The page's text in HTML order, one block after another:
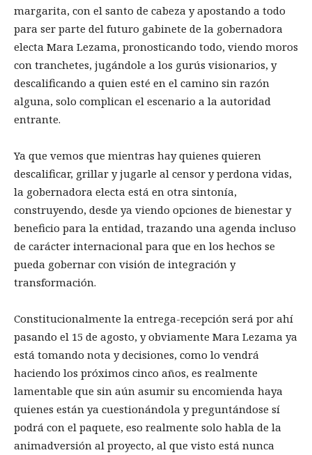
margarita, con el santo de cabeza y apostando a todo
para ser parte del futuro gabinete de la gobernadora
electa Mara Lezama, pronosticando todo, viendo moros
con tranchetes, jugándole a los gurús visionarios, y
descalificando a quien esté en el camino sin razón
alguna, solo complican el escenario a la autoridad
entrante.
Ya que vemos que mientras hay quienes quieren
descalificar, grillar y jugarle al censor y perdona vidas,
la gobernadora electa está en otra sintonía,
construyendo, desde ya viendo opciones de bienestar y
beneficio para la entidad, trazando una agenda incluso
de carácter internacional para que en los hechos se
pueda gobernar con visión de integración y
transformación.
Constitucionalmente la entrega-recepción será por ahí
pasando el 15 de agosto, y obviamente Mara Lezama ya
está tomando nota y decisiones, como lo vendrá
haciendo los próximos cinco años, es realmente
lamentable que sin aún asumir su encomienda haya
quienes están ya cuestionándola y preguntándose sí
podrá con el paquete, eso realmente solo habla de la
animadversión al proyecto, al que visto está nunca